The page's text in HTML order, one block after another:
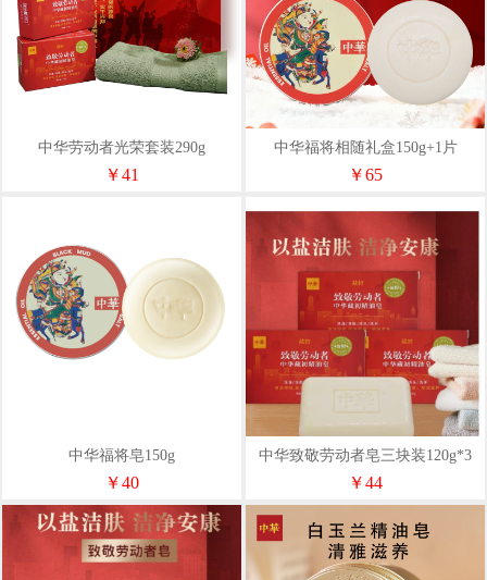
中华劳动者光荣套装290g
￥41
中华福将相随礼盒150g+1片
￥65
中华福将皂150g
￥40
中华致敬劳动者皂三块装120g*3
￥44